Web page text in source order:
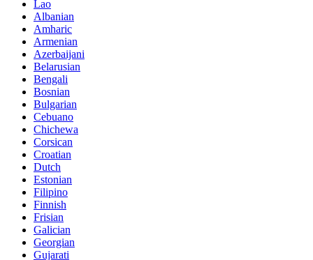
Lao
Albanian
Amharic
Armenian
Azerbaijani
Belarusian
Bengali
Bosnian
Bulgarian
Cebuano
Chichewa
Corsican
Croatian
Dutch
Estonian
Filipino
Finnish
Frisian
Galician
Georgian
Gujarati